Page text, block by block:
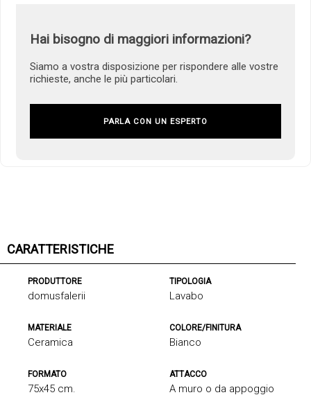
Hai bisogno di maggiori informazioni?
Siamo a vostra disposizione per rispondere alle vostre
richieste, anche le più particolari.
PARLA CON UN ESPERTO
CARATTERISTICHE
PRODUTTORE
domusfalerii
TIPOLOGIA
Lavabo
MATERIALE
Ceramica
COLORE/FINITURA
Bianco
FORMATO
75x45 cm.
ATTACCO
A muro o da appoggio